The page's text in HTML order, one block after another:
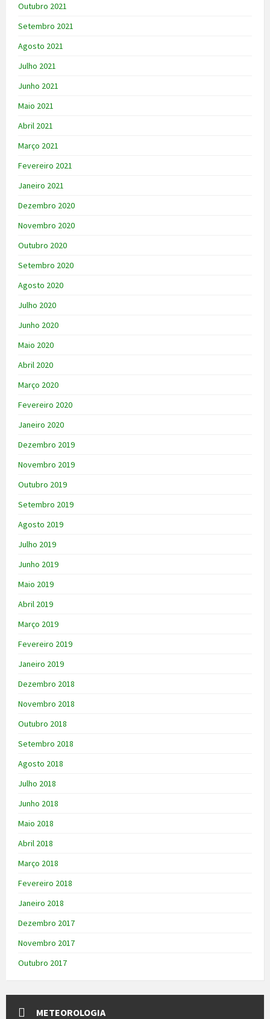
Outubro 2021
Setembro 2021
Agosto 2021
Julho 2021
Junho 2021
Maio 2021
Abril 2021
Março 2021
Fevereiro 2021
Janeiro 2021
Dezembro 2020
Novembro 2020
Outubro 2020
Setembro 2020
Agosto 2020
Julho 2020
Junho 2020
Maio 2020
Abril 2020
Março 2020
Fevereiro 2020
Janeiro 2020
Dezembro 2019
Novembro 2019
Outubro 2019
Setembro 2019
Agosto 2019
Julho 2019
Junho 2019
Maio 2019
Abril 2019
Março 2019
Fevereiro 2019
Janeiro 2019
Dezembro 2018
Novembro 2018
Outubro 2018
Setembro 2018
Agosto 2018
Julho 2018
Junho 2018
Maio 2018
Abril 2018
Março 2018
Fevereiro 2018
Janeiro 2018
Dezembro 2017
Novembro 2017
Outubro 2017
METEOROLOGIA